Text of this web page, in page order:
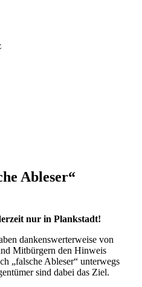
Ableser“
nur in Plankstadt!
dankenswerterweise von
Mitbürgern den Hinweis
„falsche Ableser“ unterwegs
sind dabei das Ziel.